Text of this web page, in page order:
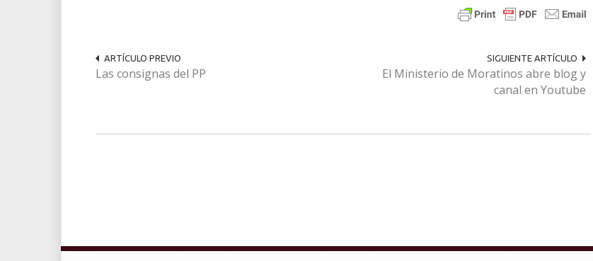
ARTÍCULO PREVIO
Las consignas del PP
SIGUIENTE ARTÍCULO
El Ministerio de Moratinos abre blog y
canal en Youtube